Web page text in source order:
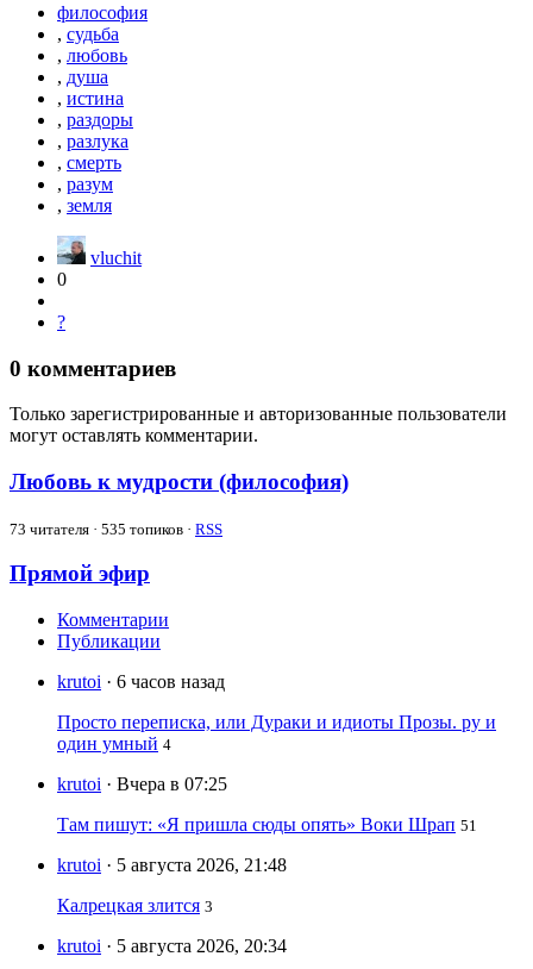
философия
, судьба
, любовь
, душа
, истина
, раздоры
, разлука
, смерть
, разум
, земля
vluchit
0
?
0 комментариев
Только зарегистрированные и авторизованные пользователи
могут оставлять комментарии.
Любовь к мудрости (философия)
73 читателя · 535 топиков · RSS
Прямой эфир
Комментарии
Публикации
krutoi · 6 часов назад
Просто переписка, или Дураки и идиоты Прозы. ру и
один умный 4
krutoi · Вчера в 07:25
Там пишут: «Я пришла сюды опять» Воки Шрап 51
krutoi · 5 августа 2026, 21:48
Калрецкая злится 3
krutoi · 5 августа 2026, 20:34